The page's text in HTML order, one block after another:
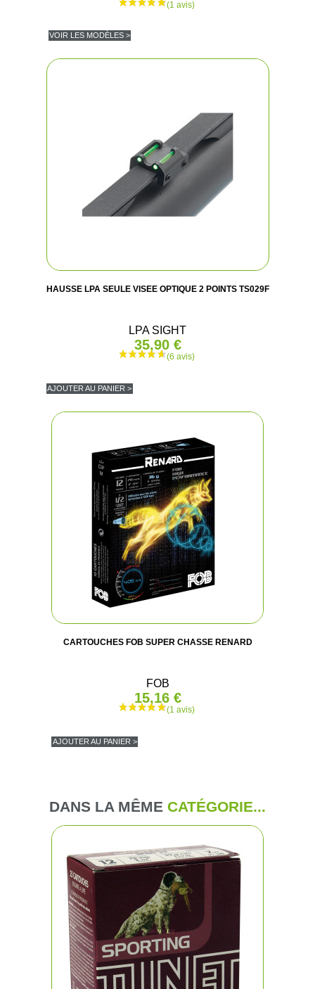
VOIR LES MODÈLES >
HAUSSE LPA SEULE VISEE OPTIQUE 2 POINTS TS029F
LPA SIGHT
35,90 €
AJOUTER AU PANIER >
CARTOUCHES FOB SUPER CHASSE RENARD
FOB
15,16 €
AJOUTER AU PANIER >
DANS LA MÊME CATÉGORIE...